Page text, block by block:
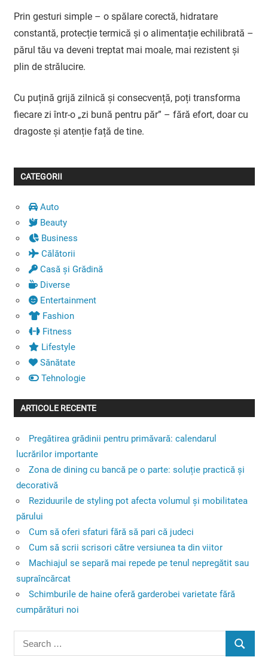
Prin gesturi simple – o spălare corectă, hidratare
constantă, protecție termică și o alimentație echilibrată –
părul tău va deveni treptat mai moale, mai rezistent și
plin de strălucire.
Cu puțină grijă zilnică și consecvență, poți transforma
fiecare zi într-o „zi bună pentru păr” – fără efort, doar cu
dragoste și atenție față de tine.
CATEGORII
Auto
Beauty
Business
Călătorii
Casă și Grădină
Diverse
Entertainment
Fashion
Fitness
Lifestyle
Sănătate
Tehnologie
ARTICOLE RECENTE
Pregătirea grădinii pentru primăvară: calendarul
lucrărilor importante
Zona de dining cu bancă pe o parte: soluție practică și
decorativă
Reziduurile de styling pot afecta volumul și mobilitatea
părului
Cum să oferi sfaturi fără să pari că judeci
Cum să scrii scrisori către versiunea ta din viitor
Machiajul se separă mai repede pe tenul nepregătit sau
supraîncărcat
Schimburile de haine oferă garderobei varietate fără
cumpărături noi
Search
for:
SEARCH